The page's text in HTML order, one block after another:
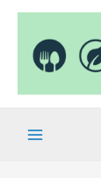
indholdet